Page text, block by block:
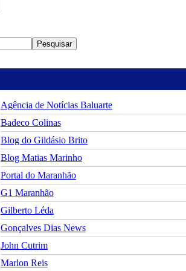
Pesquisar
Agência de Notícias Baluarte
Badeco Colinas
Blog do Gildásio Brito
Blog Matias Marinho
Portal do Maranhão
G1 Maranhão
Gilberto Léda
Gonçalves Dias News
John Cutrim
Marlon Reis